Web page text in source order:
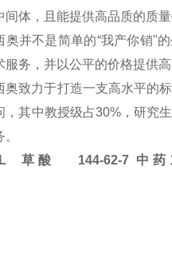
间体，且能提供高品质的质量
奥并不是简单的“我产你销"
服务，并以公平的价格提供
奥致力于打造一支高水平的
，其中教授级占30%，研究
草酸 144-62-7中药